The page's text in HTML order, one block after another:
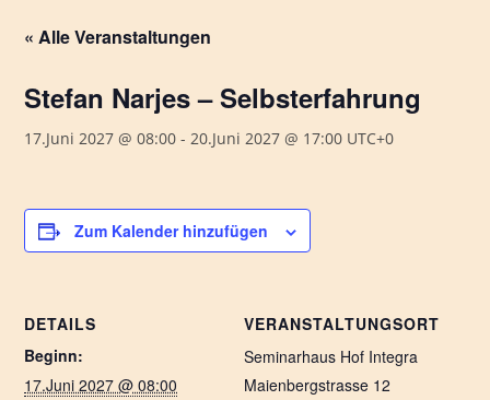
« Alle Veranstaltungen
Stefan Narjes – Selbsterfahrung
17.Juni 2027 @ 08:00 -20.Juni 2027 @ 17:00 UTC+0
Zum Kalender hinzufügen
DETAILS
Beginn:
17.Juni 2027 @ 08:00
VERANSTALTUNGSORT
Seminarhaus Hof Integra
Maienbergstrasse 12